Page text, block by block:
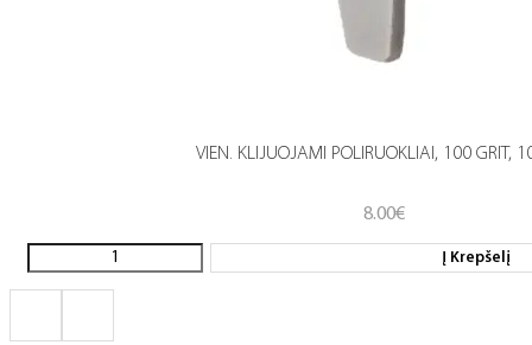
VIEN. KLIJUOJAMI POLIRUOKLIAI, 100 GRIT,
8.00€
Į Krepšelį